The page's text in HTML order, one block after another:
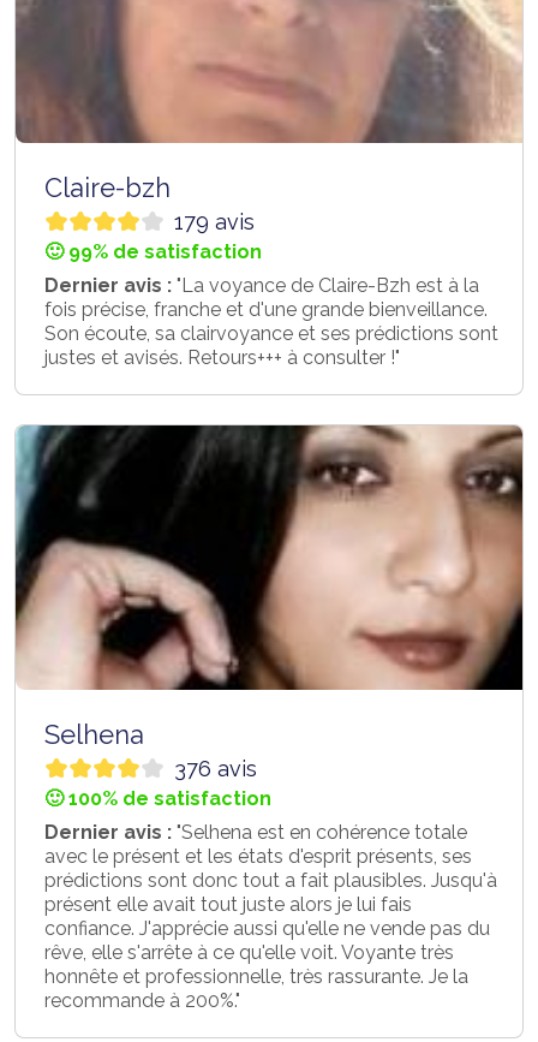
Claire-bzh
179 avis
🙂 99% de satisfaction
Dernier avis : "La voyance de Claire-Bzh est à la
fois précise, franche et d'une grande bienveillance.
Son écoute, sa clairvoyance et ses prédictions sont
justes et avisés. Retours+++ à consulter !"
Selhena
376 avis
🙂 100% de satisfaction
Dernier avis : "Selhena est en cohérence totale
avec le présent et les états d'esprit présents, ses
prédictions sont donc tout a fait plausibles. Jusqu'à
présent elle avait tout juste alors je lui fais
confiance. J'apprécie aussi qu'elle ne vende pas du
rêve, elle s'arrête à ce qu'elle voit. Voyante très
honnête et professionnelle, très rassurante. Je la
recommande à 200%."